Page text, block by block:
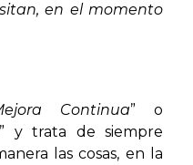
en el momento
Continua” o
y trata de siempre
las cosas, en la